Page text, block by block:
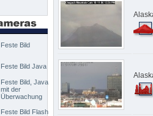
Feste Bild
Feste Bild Java
Feste Bild, Java
mit der
Überwachung
Feste Bild Flash